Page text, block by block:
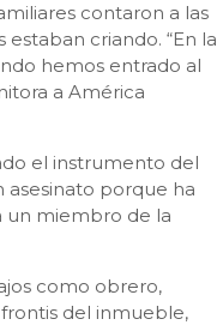
contaron a las
criando. “En la
hemos entrado al
a América
el instrumento del
asesinato porque ha
un miembro de la
como obrero,
del inmueble,